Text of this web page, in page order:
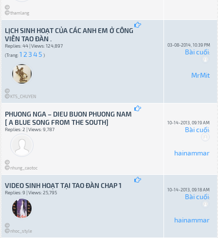
thamlang
LỊCH SINH HOẠT CỦA CÁC ANH EM Ở CÔNG
VIÊN TAO ĐÀN .
Replies: 44 | Views: 124,897
(Trang:1 2 3 4 5 )
KTS_CHUYEN
03-08-2014, 10:39 PM
Bài cuối:
MrMit
PHUONG NGA – DIEU BUON PHUONG NAM
[ A BLUE SONG FROM THE SOUTH]
Replies: 2 | Views: 9,787
nhung_caotoc
10-14-2013, 09:19 AM
Bài cuối:
hainammar
VIDEO SINH HOẠT TẠI TAO ĐÀN CHAP 1
Replies: 9 | Views: 25,795
nhoc_style
10-14-2013, 09:18 AM
Bài cuối:
hainammar